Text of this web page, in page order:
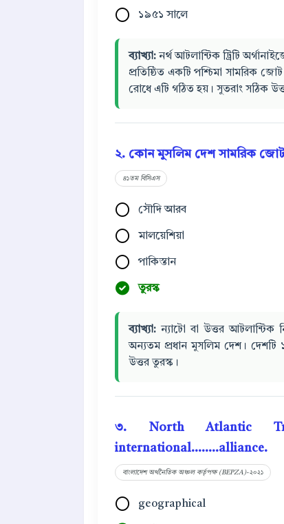
১৯৫১ সালে
ব্যাখ্যা: নর্থ আটলান্টিক ট্রিটি
প্রতিষ্ঠিত একটি পশ্চিমা সামরিক
রোধে এটি গঠিত হয়। সুতরাং সঠিক
২. কোন মুসলিম দেশ সামরিক জোট
৪১তম বিসিএস
সৌদি আরব
মালয়েশিয়া
পাকিস্তান
তুরস্ক
ব্যাখ্যা: ন্যাটো বা উত্তর আটলান্টিক
অন্যতম প্রধান মুসলিম দেশ।
উত্তর তুরস্ক।
৩. North Atlantic
international........alliance.
বাংলাদেশ অর্থনৈতিক অঞ্চল কর্তৃপক্ষ (BEPZA)-২০২১
geographical